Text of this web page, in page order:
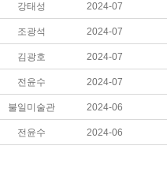
강태성 2024-07
조광석 2024-07
김광호 2024-07
전윤수 2024-07
불일미술관 2024-06
전윤수 2024-06